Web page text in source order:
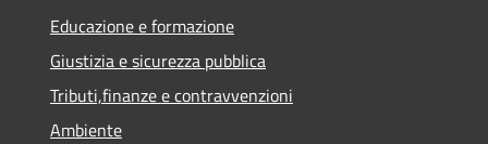
Educazione e formazione
Giustizia e sicurezza pubblica
Tributi,finanze e contravvenzioni
Ambiente